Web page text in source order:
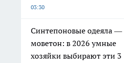
03:30
Синтепоновые одеяла —
моветон: в 2026 умные
хозяйки выбирают эти 3